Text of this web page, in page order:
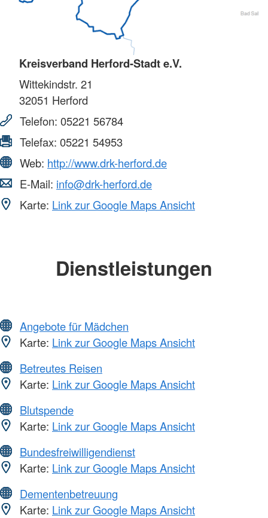
Kreisverband Herford-Stadt e.V.
Wittekindstr. 21
32051 Herford
Telefon: 05221 56784
Telefax: 05221 54953
Web: http://www.drk-herford.de
E-Mail: info@drk-herford.de
Karte: Link zur Google Maps Ansicht
Dienstleistungen
Angebote für Mädchen
Karte: Link zur Google Maps Ansicht
Betreutes Reisen
Karte: Link zur Google Maps Ansicht
Blutspende
Karte: Link zur Google Maps Ansicht
Bundesfreiwilligendienst
Karte: Link zur Google Maps Ansicht
Dementenbetreuung
Karte: Link zur Google Maps Ansicht